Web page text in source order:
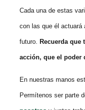
Cada una de estas
con las que él actuará
futuro. Recuerda que
acción, que el poder
En nuestras manos
Permítenos ser parte